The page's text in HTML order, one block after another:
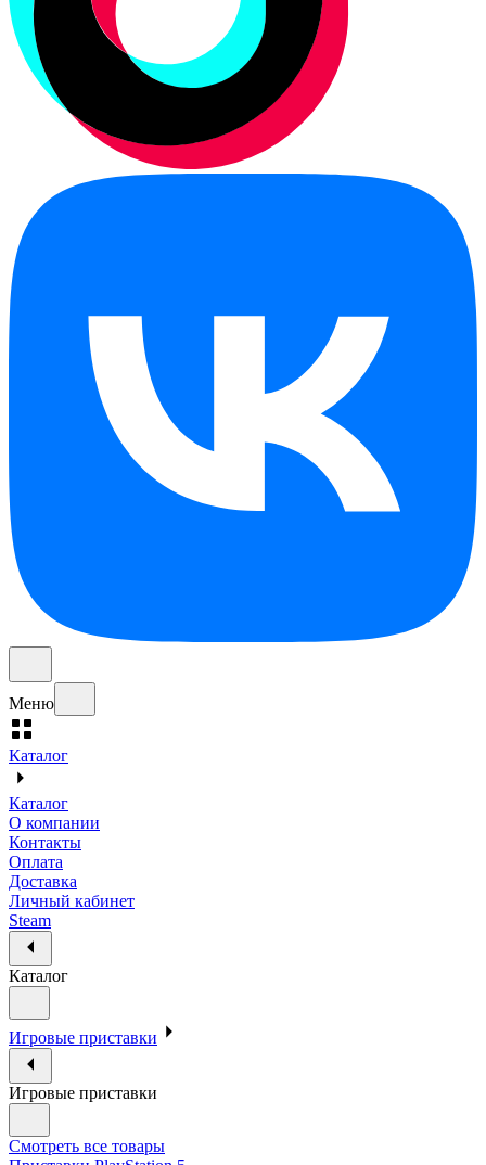
Меню
Каталог
Каталог
О компании
Контакты
Оплата
Доставка
Личный кабинет
Steam
Каталог
Игровые приставки
Игровые приставки
Смотреть все товары